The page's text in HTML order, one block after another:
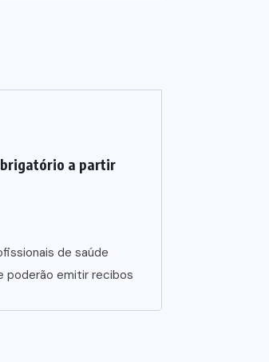
a partir
de saúde
poderão emitir recibos